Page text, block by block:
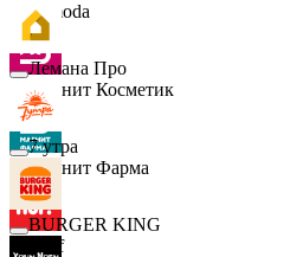
Lamoda
Магнит Косметик
Магнит Фарма
Hoff
Лемана Про
7 утра
BURGER KING